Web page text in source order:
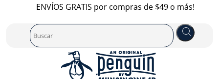
ENVÍOS GRATIS por compras de $49 o más!